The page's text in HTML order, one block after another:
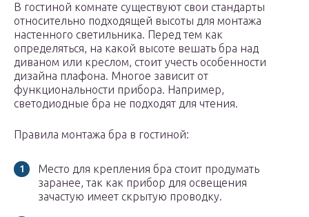
В гостиной комнате существуют свои стандарты
относительно подходящей высоты для монтажа
настенного светильника. Перед тем как
определяться, на какой высоте вешать бра над
диваном или креслом, стоит учесть особенности
дизайна плафона. Многое зависит от
функциональности прибора. Например,
светодиодные бра не подходят для чтения.
Правила монтажа бра в гостиной:
Место для крепления бра стоит продумать
заранее, так как прибор для освещения
зачастую имеет скрытую проводку.